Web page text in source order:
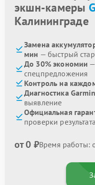
экшн-камеры
Калининграде
Замена
мин — быстрый
До 30% экономии
спецпредложения
Контроль на
Диагностика
выявление
Официальная
проверки результата
от 0 ₽Время работы: